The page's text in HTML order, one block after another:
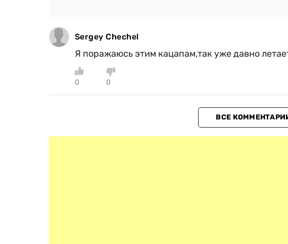
Sergey Chechel
Я поражаюсь этим кацапам,так уже давно
0 0
ВСЕ